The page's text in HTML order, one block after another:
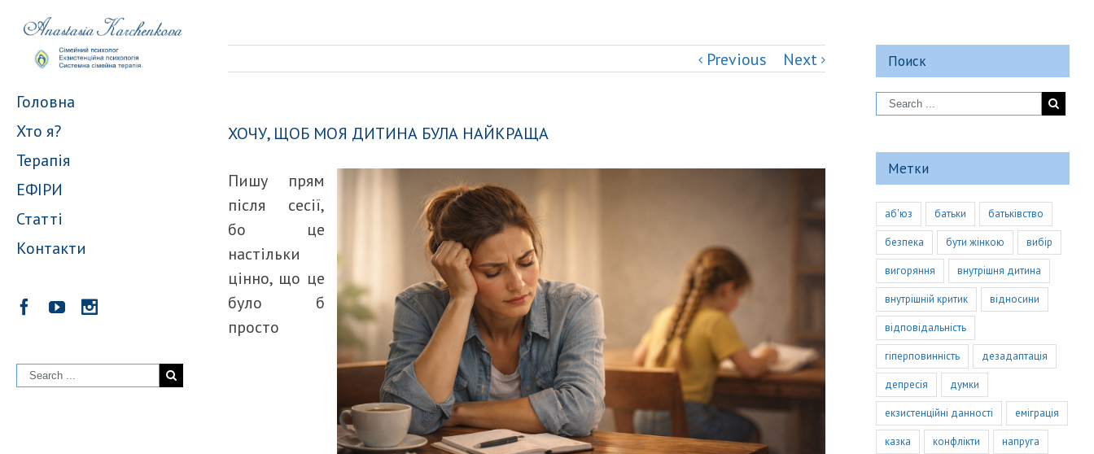
Головна
Хто я?
Терапія
ЕФІРИ
Статті
Контакти
Previous Next
ХОЧУ, ЩОБ МОЯ ДИТИНА БУЛА НАЙКРАЩА
Пишу прям
після сесії,
бо це
настільки
цінно, що це
було б
просто
Поиск
Метки
аб'юз батьки батьківство
безпека бути жінкою вибір
вигоряння внутрішня дитина
внутрішній критик відносини
відповідальність
гіперповинність дезадаптація
депресія думки
екзистенційні данності еміграція
казка конфлікти напруга